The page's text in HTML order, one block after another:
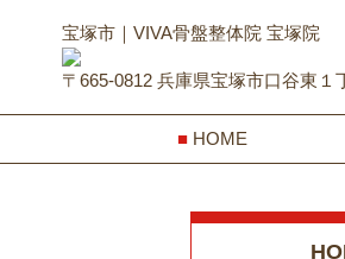
宝塚市｜VIVA骨盤整体院 宝塚院
〒665-0812 兵庫県宝塚市口谷東
HOME